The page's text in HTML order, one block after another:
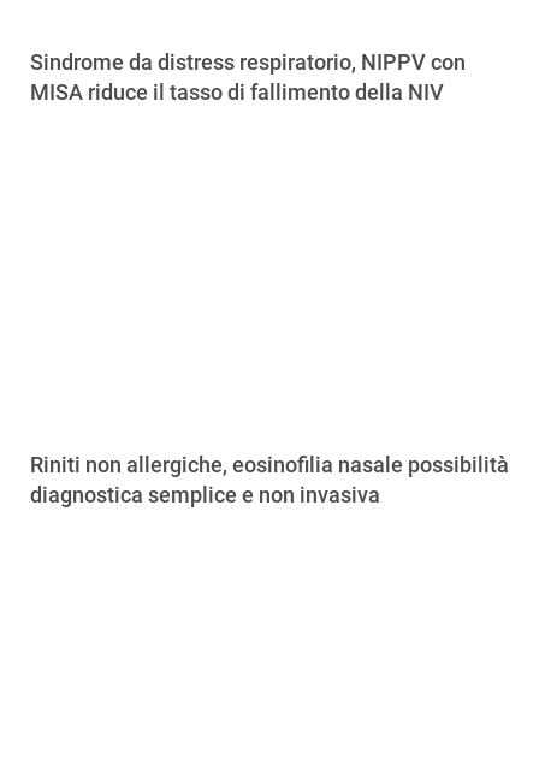
Sindrome da distress respiratorio, NIPPV con
MISA riduce il tasso di fallimento della NIV
Riniti non allergiche, eosinofilia nasale possibilità
diagnostica semplice e non invasiva